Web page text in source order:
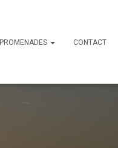
PROMENADES CONTACT